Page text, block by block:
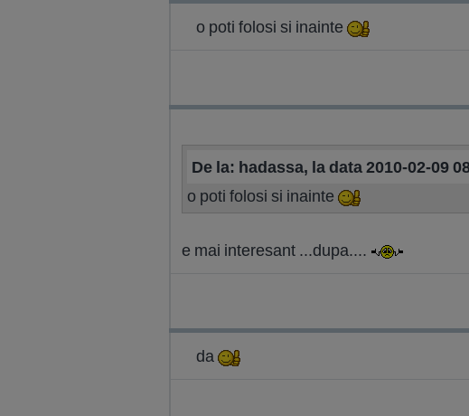
o poti folosi si inainte
De la: hadassa, la data 2010-02-09
o poti folosi si inainte
e mai interesant ...dupa....
da